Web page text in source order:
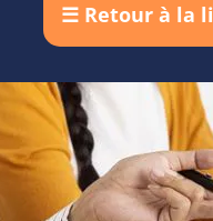
☰ Retour à la